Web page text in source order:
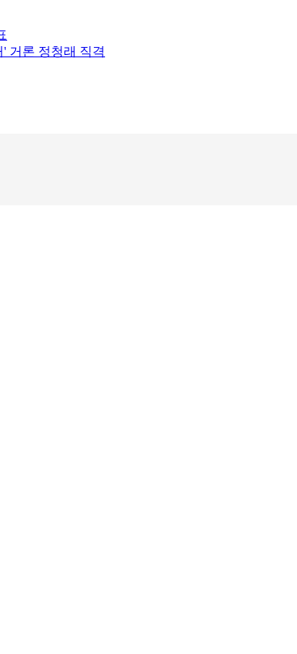
거론 정청래 직격